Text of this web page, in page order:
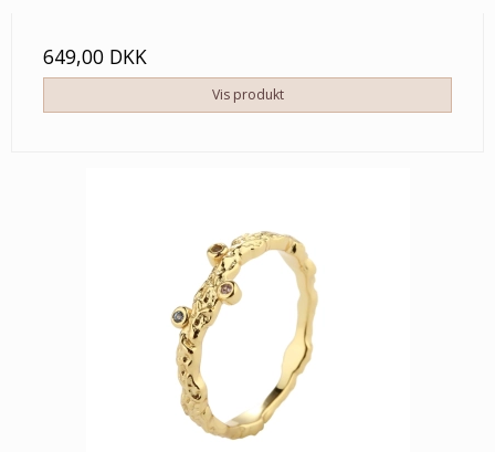
649,00 DKK
Vis produkt